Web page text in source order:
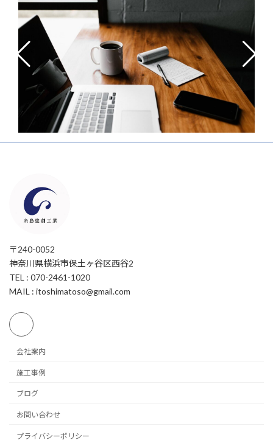
〒240-0052
神奈川県横浜市保土ヶ谷区西谷2
TEL : 070-2461-1020
MAIL : itoshimatoso@gmail.com
会社案内
施工事例
ブログ
お問い合わせ
プライバシーポリシー